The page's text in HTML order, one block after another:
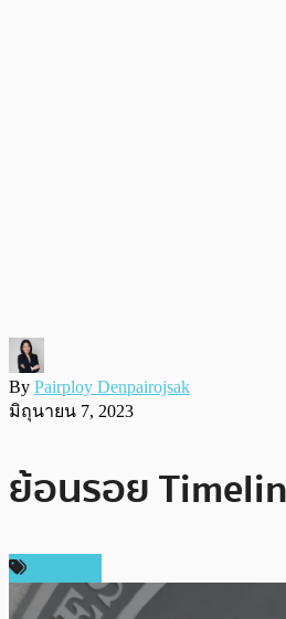
By Pairploy Denpairojsak
มิถุนายน 7, 2023
ย้อนรอย